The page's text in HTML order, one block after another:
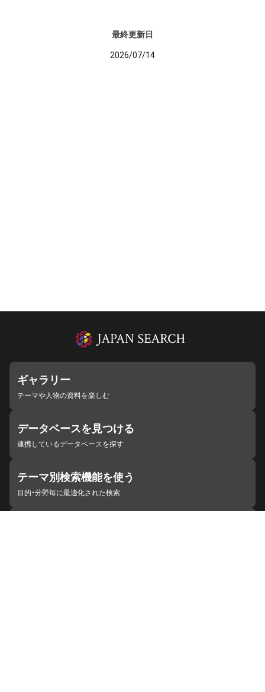
最終更新日
2026/07/14
ギャラリー
テーマや人物の資料を楽しむ
データベースを見つける
連携しているデータベースを探す
テーマ別検索機能を使う
目的・分野毎に最適化された検索